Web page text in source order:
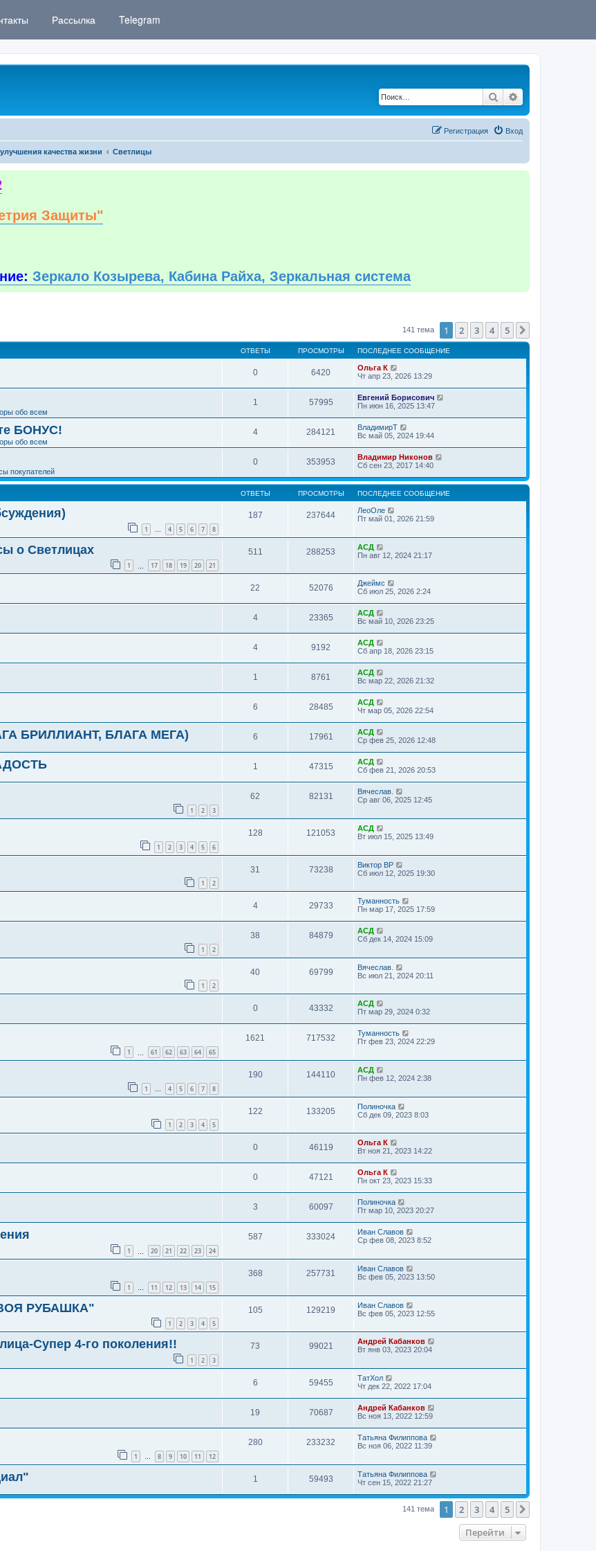
Рассылка Telegram
Поиск
Вход
Регистрация
качества жизни Светлицы
Защиты"
Зеркало Козырева, Кабина Райха, Зеркальная система
141 тема 1 2 3 4 5
ОТВЕТЫ ПРОСМОТРЫ ПОСЛЕДНЕЕ СООБЩЕНИЕ
0 6420
Ольга К
Чт апр 23, 2026 13:29
обо всем
1 57995
Евгений Борисович
Пн июн 16, 2025 13:47
БОНУС!
обо всем
4 284121
ВладимирТ
Вс май 05, 2024 19:44
покупателей
0 353953
Владимир Никонов
Сб сен 23, 2017 14:40
ОТВЕТЫ ПРОСМОТРЫ ПОСЛЕДНЕЕ СООБЩЕНИЕ
1 … 4 5 6 7 8
187 237644
ЛеоОле
Пт май 01, 2026 21:59
о Светлицах
1 17 18 19 20 21
511 288253
АСД
Пн авг 12, 2024 21:17
22 52076
Джеймс
Сб июл 25, 2026 2:24
4 23365
АСД
Вс май 10, 2026 23:25
4 9192
АСД
Сб апр 18, 2026 23:15
1 8761
АСД
Вс мар 22, 2026 21:32
6 28485
АСД
Чт мар 05, 2026 22:54
БРИЛЛИАНТ, БЛАГА МЕГА) 6 17961
АСД
Ср фев 25, 2026 12:48
1 47315
АСД
Сб фев 21, 2026 20:53
1 2 3
62 82131
Вячеслав.
Ср авг 06, 2025 12:45
1 2 3 4 5 6
128 121053
АСД
Вт июл 15, 2025 13:49
1 2
31 73238
Виктор ВР
Сб июл 12, 2025 19:30
4 29733
Туманность
Пн мар 17, 2025 17:59
1 2
38 84879
АСД
Сб дек 14, 2024 15:09
1 2
40 69799
Вячеслав.
Вс июл 21, 2024 20:11
0 43332
АСД
Пт мар 29, 2024 0:32
1 61 62 63 64 65
1621 717532
Туманность
Пт фев 23, 2024 22:29
1 … 4 5 6 7 8
190 144110
АСД
Пн фев 12, 2024 2:38
1 2 3 4 5
122 133205
Полиночка
Сб дек 09, 2023 8:03
0 46119
Ольга К
Вт ноя 21, 2023 14:22
0 47121
Ольга К
Пн окт 23, 2023 15:33
3 60097
Полиночка
Пт мар 10, 2023 20:27
1 20 21 22 23 24
587 333024
Иван Славов
Ср фев 08, 2023 8:52
1 … 11 12 13 14 15
368 257731
Иван Славов
Вс фев 05, 2023 13:50
РУБАШКА"
1 2 3 4 5
105 129219
Иван Славов
Вс фев 05, 2023 12:55
Супер 4-го поколения!!
1 2 3
73 99021
Андрей Кабанков
Вт янв 03, 2023 20:04
6 59455
ТатХол
Чт дек 22, 2022 17:04
19 70687
Андрей Кабанков
Вс ноя 13, 2022 12:59
1 … 8 9 10 11 12
280 233232
Татьяна Филиппова
Вс ноя 06, 2022 11:39
1 59493
Татьяна Филиппова
Чт сен 15, 2022 21:27
141 тема 1 2 3 4 5
Перейти